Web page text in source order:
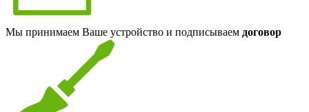
Мы принимаем Ваше устройство и подписываем договор